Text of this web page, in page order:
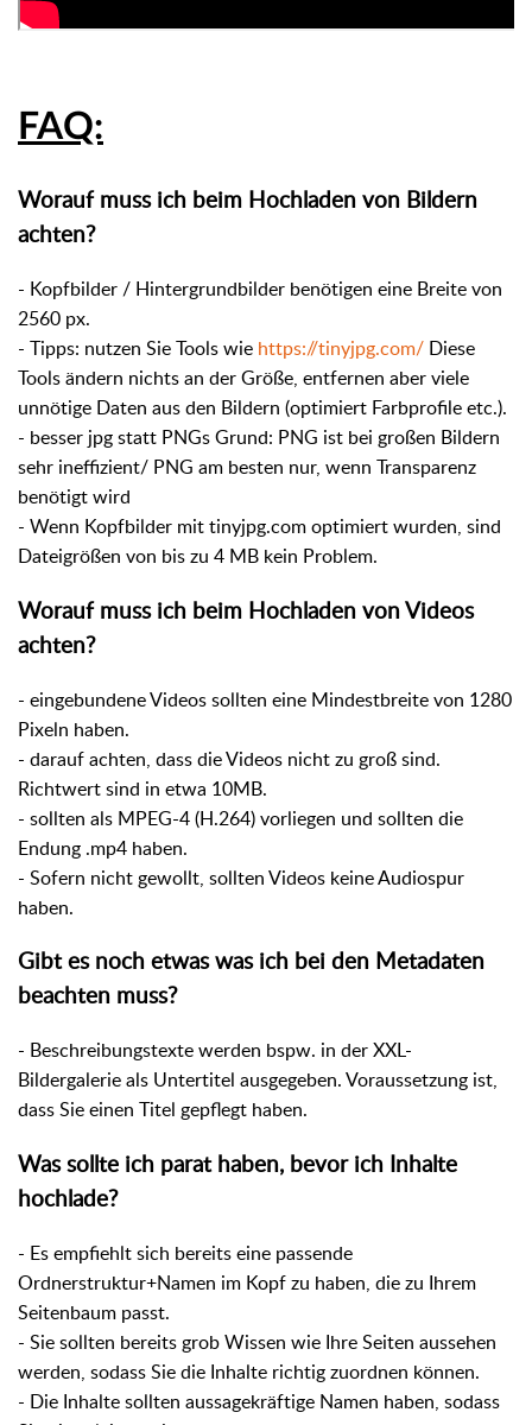
FAQ:
Worauf muss ich beim Hochladen von Bildern
achten?
- Kopfbilder / Hintergrundbilder benötigen eine Breite von
2560 px.
- Tipps: nutzen Sie Tools wie https://tinyjpg.com/ Diese
Tools ändern nichts an der Größe, entfernen aber viele
unnötige Daten aus den Bildern (optimiert Farbprofile etc.).
- besser jpg statt PNGs Grund: PNG ist bei großen Bildern
sehr ineffizient/ PNG am besten nur, wenn Transparenz
benötigt wird
- Wenn Kopfbilder mit tinyjpg.com optimiert wurden, sind
Dateigrößen von bis zu 4 MB kein Problem.
Worauf muss ich beim Hochladen von Videos
achten?
- eingebundene Videos sollten eine Mindestbreite von 1280
Pixeln haben.
- darauf achten, dass die Videos nicht zu groß sind.
Richtwert sind in etwa 10MB.
- sollten als MPEG-4 (H.264) vorliegen und sollten die
Endung .mp4 haben.
- Sofern nicht gewollt, sollten Videos keine Audiospur
haben.
Gibt es noch etwas was ich bei den Metadaten
beachten muss?
- Beschreibungstexte werden bspw. in der XXL-
Bildergalerie als Untertitel ausgegeben. Voraussetzung ist,
dass Sie einen Titel gepflegt haben.
Was sollte ich parat haben, bevor ich Inhalte
hochlade?
- Es empfiehlt sich bereits eine passende
Ordnerstruktur+Namen im Kopf zu haben, die zu Ihrem
Seitenbaum passt.
- Sie sollten bereits grob Wissen wie Ihre Seiten aussehen
werden, sodass Sie die Inhalte richtig zuordnen können.
- Die Inhalte sollten aussagekräftige Namen haben, sodass